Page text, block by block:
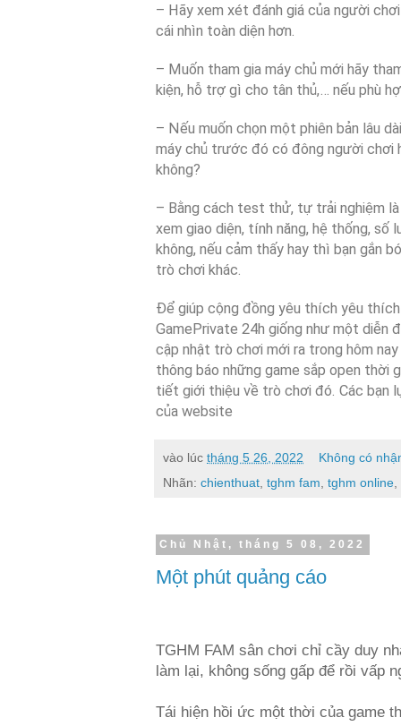
– Hãy xem xét đánh giá của người
cái nhìn toàn diện hơn.
– Muốn tham gia máy chủ mới hãy
kiện, hỗ trợ gì cho tân thủ,… nếu phù
– Nếu muốn chọn một phiên bản lâu
máy chủ trước đó có đông người chơi
không?
– Bằng cách test thử, tự trải nghiệm
xem giao diện, tính năng, hệ thống,
không, nếu cảm thấy hay thì bạn gắn
trò chơi khác.
Để giúp cộng đồng yêu thích yêu thích
GamePrivate 24h giống như một diễn
cập nhật trò chơi mới ra trong hôm
thông báo những game sắp open thời
tiết giới thiệu về trò chơi đó. Các bạn
của website
vào lúc tháng 5 26, 2022
Không có
Nhãn: chienthuat tghm fam tghm online
Chủ Nhật, tháng 5 08, 2022
Một phút quảng cáo
TGHM FAM sân chơi chỉ cầy duy
làm lại, không sống gấp để rồi vấp
Tái hiện hồi ức một thời của game